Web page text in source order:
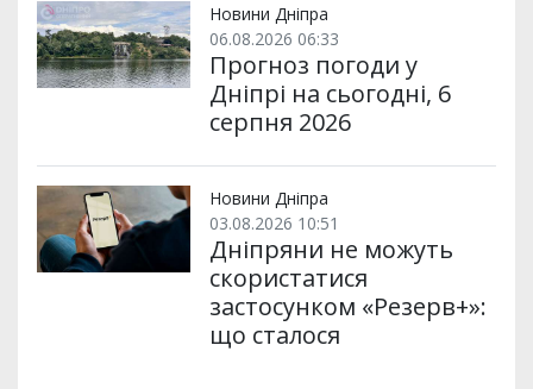
Новини Дніпра
06.08.2026 06:33
Прогноз погоди у
Дніпрі на сьогодні, 6
серпня 2026
Новини Дніпра
03.08.2026 10:51
Дніпряни не можуть
скористатися
застосунком «Резерв+»:
що сталося